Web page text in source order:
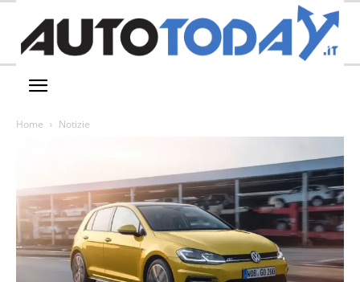
Home Notizie